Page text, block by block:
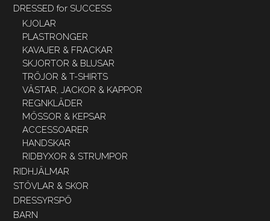
DRESSED for SUCCESS
KJOLAR
PLASTRONGER
KAVAJER & FRACKAR
SKJORTOR & BLUSAR
TRÖJOR & T-SHIRTS
VÄSTAR, JACKOR & KAPPOR
REGNKLÄDER
MÖSSOR & KEPSAR
ACCESSOARER
HANDSKAR
RIDBYXOR & STRUMPOR
RIDHJÄLMAR
STÖVLAR & SKOR
DRESSYRSPÖ
BARN